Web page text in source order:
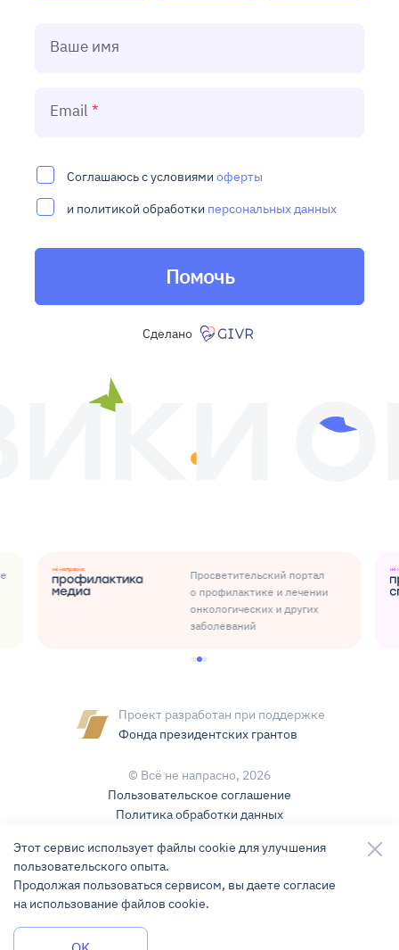
Ваше имя
Email
Соглашаюсь с условиями оферты
и политикой обработки персональных данных
Помочь
Сделано
Просветительский портал
о профилактике и лечении
онкологических и других
заболеваний
Проект разработан при поддержке
Фонда президентских грантов
© Всё не напрасно, 2026
Пользовательское соглашение
Политика обработки данных
Карта сайта
Разработка и поддержка
Этот сервис использует файлы cookie для улучшения
пользовательского опыта.
Продолжая пользоваться сервисом, вы даете согласие
на использование файлов cookie.